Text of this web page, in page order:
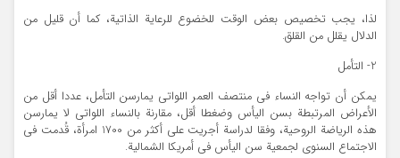
لذا، يجب تخصيص بعض الوقت للخضوع للرعاية الذاتية، كما أن قليل من
الدلال يقلل من القلق.
2- التأمل
يمكن أن تواجه النساء في منتصف العمر اللواتي يمارسن التأمل، عددا أقل من
الأعراض المرتبطة بسن اليأس وضغطا أقل، مقارنة بالنساء اللواتي لا يمارسن
هذه الرياضة الروحية، وفقا لدراسة أجريت على أكثر من 1700 امرأة، قُدمت في
الاجتماع السنوي لجمعية سن اليأس في أمريكا الشمالية.